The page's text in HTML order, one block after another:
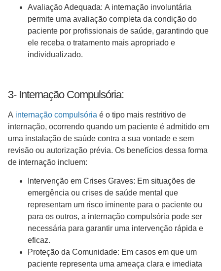
Avaliação Adequada: A internação involuntária
permite uma avaliação completa da condição do
paciente por profissionais de saúde, garantindo que
ele receba o tratamento mais apropriado e
individualizado.
3- Internação Compulsória:
A internação compulsória é o tipo mais restritivo de
internação, ocorrendo quando um paciente é admitido em
uma instalação de saúde contra a sua vontade e sem
revisão ou autorização prévia. Os benefícios dessa forma
de internação incluem:
Intervenção em Crises Graves: Em situações de
emergência ou crises de saúde mental que
representam um risco iminente para o paciente ou
para os outros, a internação compulsória pode ser
necessária para garantir uma intervenção rápida e
eficaz.
Proteção da Comunidade: Em casos em que um
paciente representa uma ameaça clara e imediata